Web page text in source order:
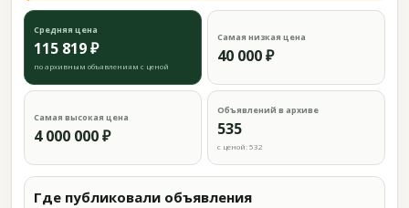
Средняя цена
115 819 ₽
по архивным объявлениям с ценой
Самая низкая цена
40 000 ₽
Самая высокая цена
4 000 000 ₽
Объявлений в архиве
535
с ценой: 532
Где публиковали объявления